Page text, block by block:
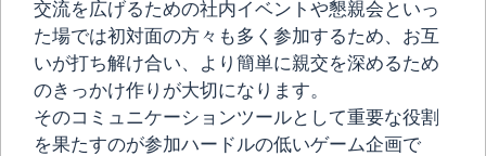
交流を広げるための社内イベントや懇親会といっ
た場では初対面の方々も多く参加するため、お互
いが打ち解け合い、より簡単に親交を深めるため
のきっかけ作りが大切になります。
そのコミュニケーションツールとして重要な役割
を果たすのが参加ハードルの低いゲーム企画で